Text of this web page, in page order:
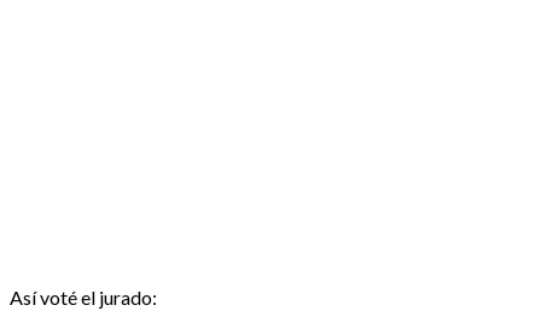
Así voté el jurado: